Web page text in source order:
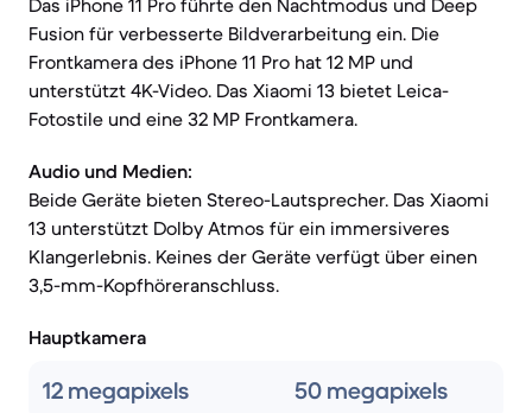
Das iPhone 11 Pro führte den Nachtmodus und Deep
Fusion für verbesserte Bildverarbeitung ein. Die
Frontkamera des iPhone 11 Pro hat 12 MP und
unterstützt 4K-Video. Das Xiaomi 13 bietet Leica-
Fotostile und eine 32 MP Frontkamera.
Audio und Medien:
Beide Geräte bieten Stereo-Lautsprecher. Das Xiaomi
13 unterstützt Dolby Atmos für ein immersiveres
Klangerlebnis. Keines der Geräte verfügt über einen
3,5-mm-Kopfhöreranschluss.
Hauptkamera
12 megapixels 50 megapixels